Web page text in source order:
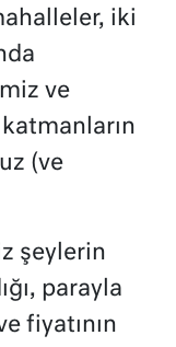
iki
ve
(ve
şeylerin
parayla
fiyatının